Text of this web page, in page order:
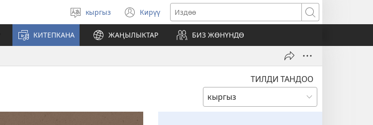
Тилди
тандаңыз
кыргыз Кирүү
(жаңы
терезе
ачат)
Издөө
КИТЕПКАНА ЖАҢЫЛЫКТАР БИЗ ЖӨНҮНДӨ
ТИЛДИ ТАНДОО